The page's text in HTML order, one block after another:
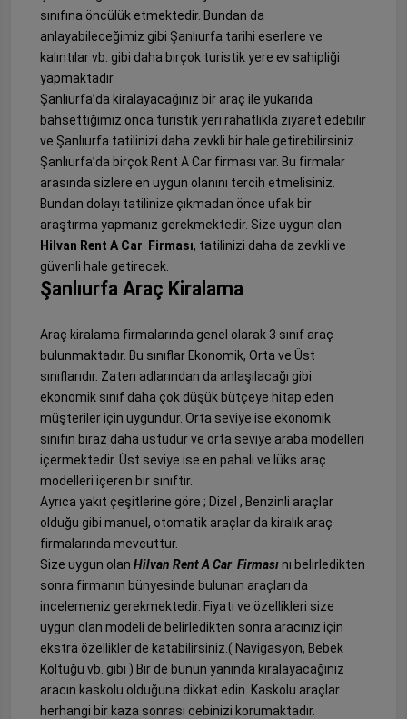
sınıfına öncülük etmektedir. Bundan da
anlayabileceğimiz gibi Şanlıurfa tarihi eserlere ve
kalıntılar vb. gibi daha birçok turistik yere ev sahipliği
yapmaktadır.
Şanlıurfa’da kiralayacağınız bir araç ile yukarıda
bahsettiğimiz onca turistik yeri rahatlıkla ziyaret edebilir
ve Şanlıurfa tatilinizi daha zevkli bir hale getirebilirsiniz.
Şanlıurfa’da birçok Rent A Car firması var. Bu firmalar
arasında sizlere en uygun olanını tercih etmelisiniz.
Bundan dolayı tatilinize çıkmadan önce ufak bir
araştırma yapmanız gerekmektedir. Size uygun olan
Hilvan Rent A Car Firması, tatilinizi daha da zevkli ve
güvenli hale getirecek.
Şanlıurfa Araç Kiralama
Araç kiralama firmalarında genel olarak 3 sınıf araç
bulunmaktadır. Bu sınıflar Ekonomik, Orta ve Üst
sınıflarıdır. Zaten adlarından da anlaşılacağı gibi
ekonomik sınıf daha çok düşük bütçeye hitap eden
müşteriler için uygundur. Orta seviye ise ekonomik
sınıfın biraz daha üstüdür ve orta seviye araba modelleri
içermektedir. Üst seviye ise en pahalı ve lüks araç
modelleri içeren bir sınıftır.
Ayrıca yakıt çeşitlerine göre ; Dizel , Benzinli araçlar
olduğu gibi manuel, otomatik araçlar da kiralık araç
firmalarında mevcuttur.
Size uygun olan Hilvan Rent A Car Firmasını belirledikten
sonra firmanın bünyesinde bulunan araçları da
incelemeniz gerekmektedir. Fiyatı ve özellikleri size
uygun olan modeli de belirledikten sonra aracınız için
ekstra özellikler de katabilirsiniz.( Navigasyon, Bebek
Koltuğu vb. gibi ) Bir de bunun yanında kiralayacağınız
aracın kaskolu olduğuna dikkat edin. Kaskolu araçlar
herhangi bir kaza sonrası cebinizi korumaktadır.